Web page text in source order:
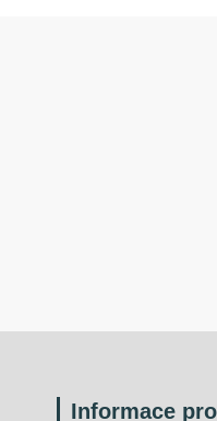
Informace